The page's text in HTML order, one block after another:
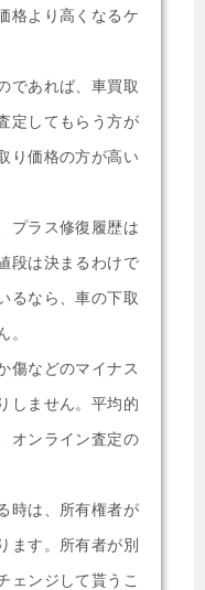
格より高くなるケ
であれば、車買取
定してもらう方が
り価格の方が高い
プラス修復履歴は
段は決まるわけで
るなら、車の下取
。
傷などのマイナス
しません。平均的
オンライン査定の
時は、所有権者が
ます。所有者が別
ェンジして貰うこ